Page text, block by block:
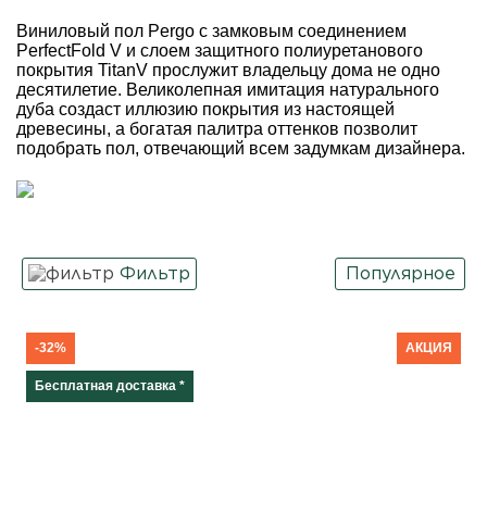
Виниловый пол Pergo с замковым соединением
PerfectFold V и слоем защитного полиуретанового
покрытия TitanV прослужит владельцу дома не одно
десятилетие. Великолепная имитация натурального
дуба создаст иллюзию покрытия из настоящей
древесины, а богатая палитра оттенков позволит
подобрать пол, отвечающий всем задумкам дизайнера.
Фильтр Популярное
Класс
-32% АКЦИЯ
Бесплатная доставка *